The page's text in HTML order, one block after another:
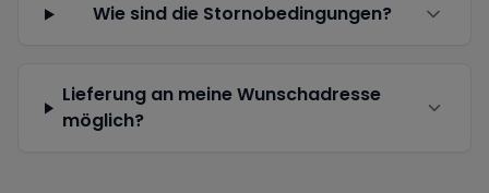
Wie sind die Stornobedingungen?
Lieferung an meine Wunschadresse
möglich?